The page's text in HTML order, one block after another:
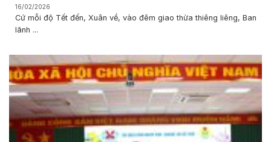
16/02/2026
Cứ mỗi độ Tết đến, Xuân về, vào đêm giao thừa thiêng liêng, Ban
lãnh ...